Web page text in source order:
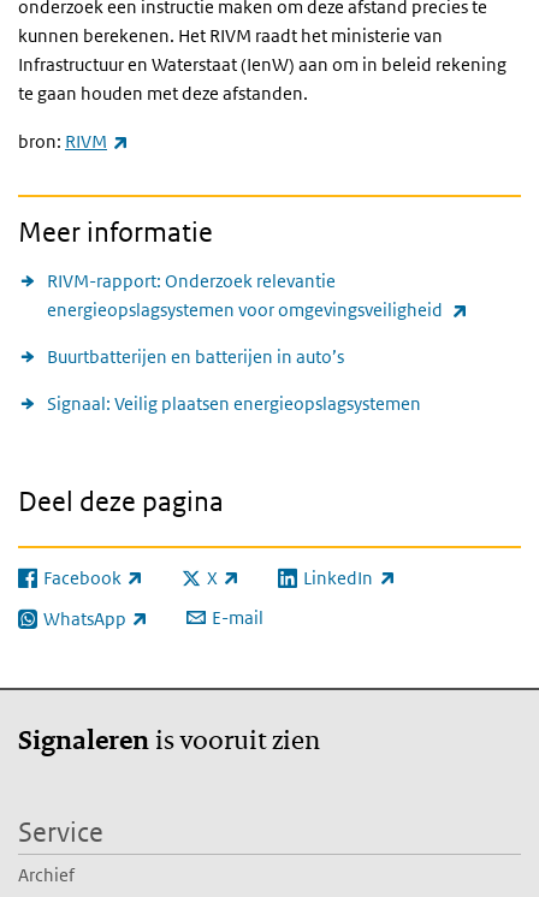
onderzoek een instructie maken om deze afstand precies te
kunnen berekenen. Het RIVM raadt het ministerie van
Infrastructuur en Waterstaat (IenW) aan om in beleid rekening
te gaan houden met deze afstanden.
bron: RIVM
Meer informatie
RIVM-rapport: Onderzoek relevantie
energieopslagsystemen voor omgevingsveiligheid
Buurtbatterijen en batterijen in auto’s
Signaal: Veilig plaatsen energieopslagsystemen
Deel deze pagina
Facebook
(externe link) X
(externe link) LinkedIn
(externe link)
WhatsApp
(externe link) E-mail
Signalerenis vooruit zien
Service
Archief